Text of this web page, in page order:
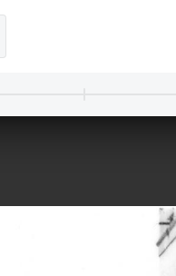
Baross tér, Keleti pályaudvar. A